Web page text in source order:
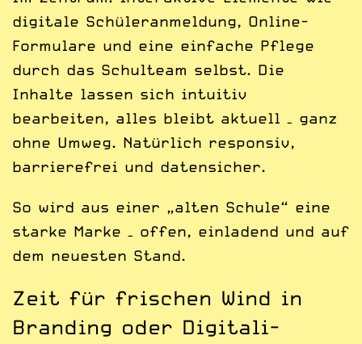
digitale Schüler­anmeldung, Online-
Formulare und eine einfache Pflege
durch das Schulteam selbst. Die
Inhalte lassen sich intuitiv
bearbeiten, alles bleibt aktuell – ganz
ohne Umweg. Natürlich responsiv,
barrierefrei und datensicher.
So wird aus einer „alten Schule“ eine
starke Marke – offen, einladend und auf
dem neuesten Stand.
Zeit für frischen Wind in
Branding oder Digitali­